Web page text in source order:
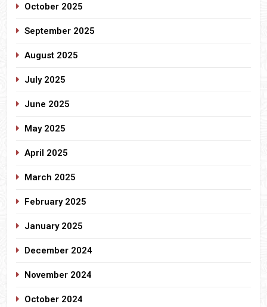
October 2025
September 2025
August 2025
July 2025
June 2025
May 2025
April 2025
March 2025
February 2025
January 2025
December 2024
November 2024
October 2024